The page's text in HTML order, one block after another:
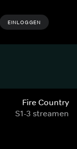
EINLOGGEN
Fire Country
S1-3 streamen